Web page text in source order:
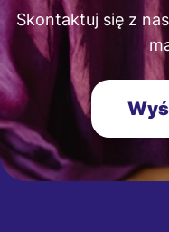
Skontaktuj się z